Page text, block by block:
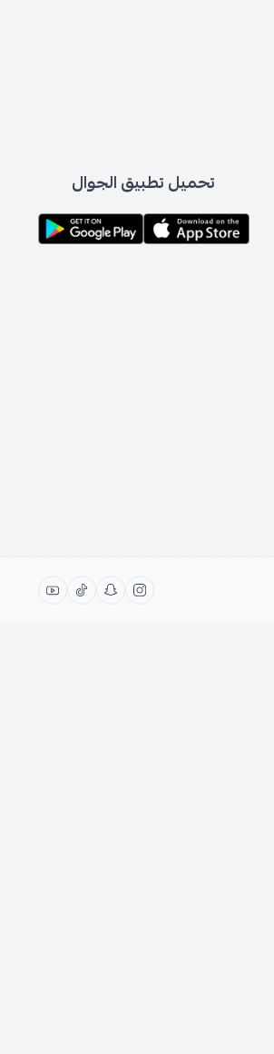
تحميل تطبيق الجوال